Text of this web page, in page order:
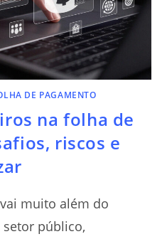
DE PAGAMENTO
na folha de
riscos e
muito além do
público,